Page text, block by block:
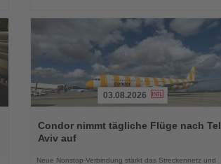
Sie
die
03.08.2026
Condor nimmt tägliche Flüge nach Tel
Aviv auf
Neue Nonstop-Verbindung stärkt das Streckennetz und